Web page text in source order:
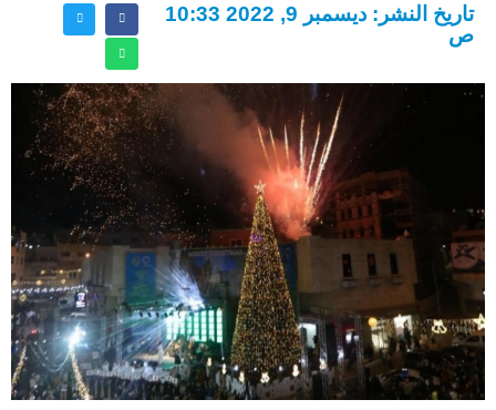
تاريخ النشر: ديسمبر 9, 2022 10:33
ص